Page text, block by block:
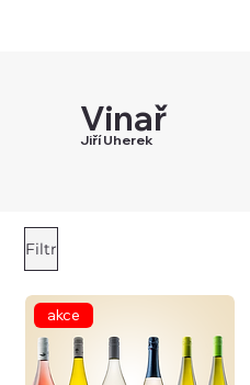
Vinař
Jiří Uherek
Filtr
akce